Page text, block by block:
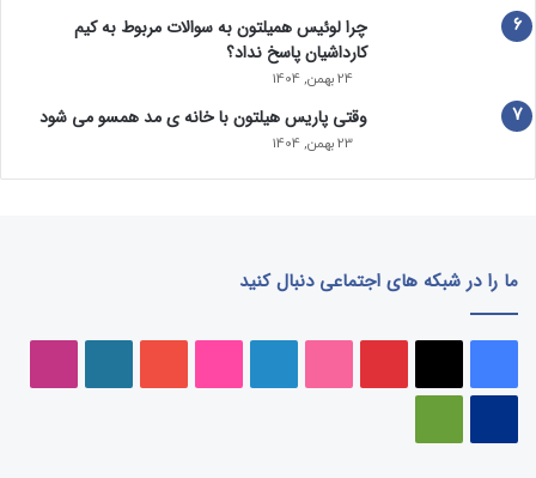
چرا لوئیس همیلتون به سوالات مربوط به کیم
کارداشیان پاسخ نداد؟
24 بهمن, 1404
وقتی پاریس هیلتون با خانه‌ ی مد همسو می شود
23 بهمن, 1404
ما را در شبکه های اجتماعی دنبال کنید